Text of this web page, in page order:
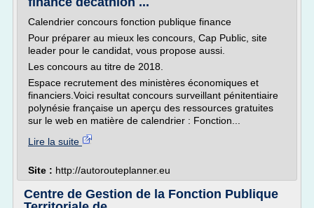
Calendrier concours fonction publique finance
Pour préparer au mieux les concours, Cap Public, site
leader pour le candidat, vous propose aussi.
Les concours au titre de 2018.
Espace recrutement des ministères économiques et
financiers.Voici resultat concours surveillant pénitentiaire
polynésie française un aperçu des ressources gratuites
sur le web en matière de calendrier : Fonction...
Lire la suite
Site : http://autorouteplanner.eu
Centre de Gestion de la Fonction Publique